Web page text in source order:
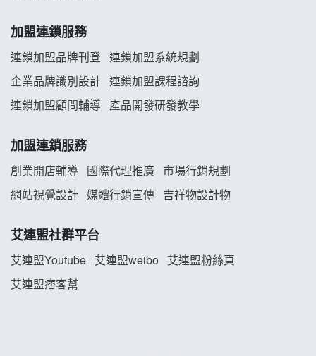
義氣豐發雞加盟說明會
Mr.Wish加盟說明會
雞咕雞咕加盟說明會
TEA TOP加盟說明會
珍好味臭臭鍋加盟說明會
藍象廷泰式火鍋加盟說明會
日十。早午食加盟說明會
加盟連鎖服務
連鎖加盟品牌刊登 連鎖加盟系統規劃
企業品牌識別設計 連鎖加盟課程諮詢
連鎖加盟顧問輔導 產品開發研發教學
加盟連鎖服務
創業開店輔導 國際代理推廣 市場行銷規劃
網站視覺設計 媒體行銷宣傳 吉祥物設計物
艾連盟社群平台
艾連盟Youtube 艾連盟weibo
艾連盟粉絲頁
艾連盟痞客幫